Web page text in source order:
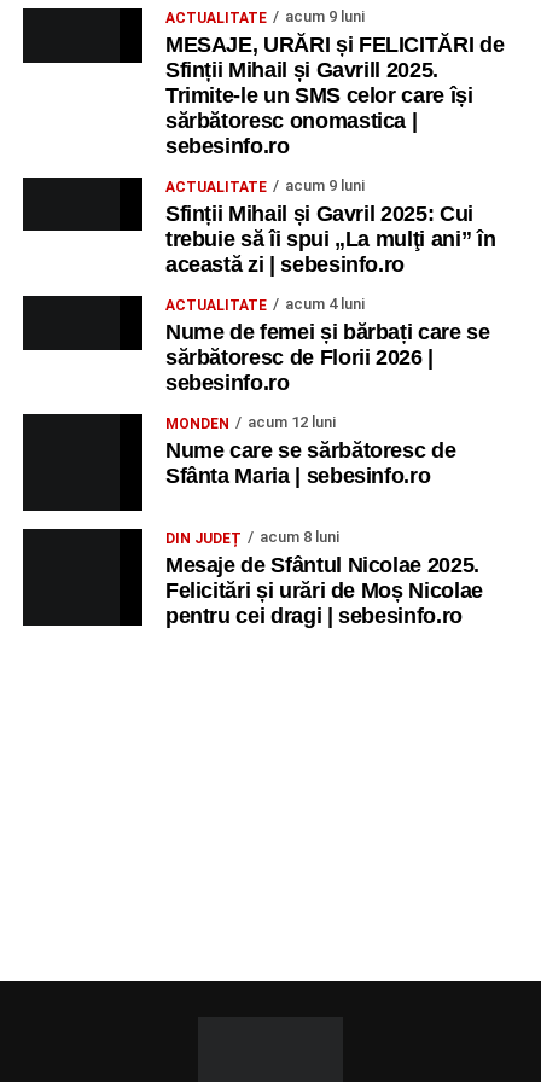
ACTUALITATE acum 9 luni
MESAJE, URĂRI și FELICITĂRI de
Sfinții Mihail și Gavrill 2025.
Trimite-le un SMS celor care își
sărbătoresc onomastica |
sebesinfo.ro
ACTUALITATE acum 9 luni
Sfinții Mihail și Gavril 2025: Cui
trebuie să îi spui „La mulţi ani” în
această zi | sebesinfo.ro
ACTUALITATE acum 4 luni
Nume de femei și bărbați care se
sărbătoresc de Florii 2026 |
sebesinfo.ro
MONDEN acum 12 luni
Nume care se sărbătoresc de
Sfânta Maria | sebesinfo.ro
DIN JUDEȚ acum 8 luni
Mesaje de Sfântul Nicolae 2025.
Felicitări și urări de Moș Nicolae
pentru cei dragi | sebesinfo.ro